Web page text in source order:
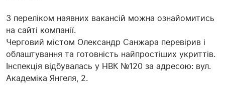
З переліком наявних вакансій можна ознайомитись
на сайті компанії.
Черговий містом Олександр Санжара перевірив і
облаштування та готовність найпростіших укриттів.
Інспекція відбувалась у НВК №120 за адресою: вул.
Академіка Янгеля, 2.